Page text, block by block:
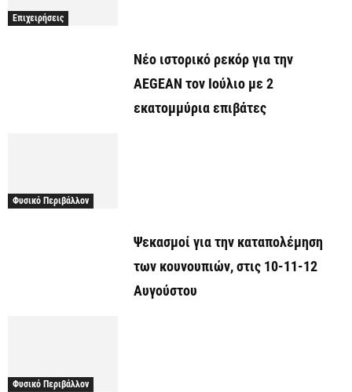
Επιχειρήσεις
Νέο ιστορικό ρεκόρ για την
AEGEAN τον Ιούλιο με 2
εκατομμύρια επιβάτες
Φυσικό Περιβάλλον
Ψεκασμοί για την καταπολέμηση
των κουνουπιών, στις 10-11-12
Αυγούστου
Φυσικό Περιβάλλον